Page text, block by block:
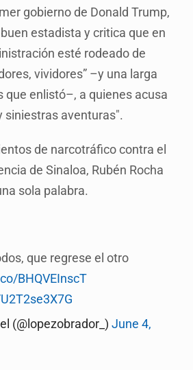
gobierno de Donald Trump,
estadista y critica que en
esté rodeado de
vividores” –y una larga
que enlistó–, a quienes acusa
siniestras aventuras".
de narcotráfico contra el
de Sinaloa, Rubén Rocha
sola palabra.
que regrese el otro
BHQVEInscT
(@lopezobrador_)June 4,